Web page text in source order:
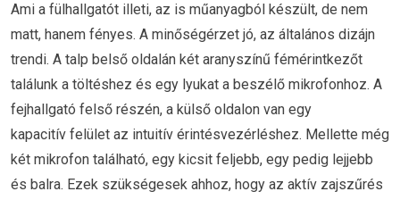
Ami a fülhallgatót illeti, az is műanyagból készült, de nem
matt, hanem fényes. A minőségérzet jó, az általános dizájn
trendi. A talp belső oldalán két aranyszínű fémérintkezőt
találunk a töltéshez és egy lyukat a beszélő mikrofonhoz. A
fejhallgató felső részén, a külső oldalon van egy
kapacitív felület az intuitív érintésvezérléshez. Mellette még
két mikrofon található, egy kicsit feljebb, egy pedig lejjebb
és balra. Ezek szükségesek ahhoz, hogy az aktív zajszűrés